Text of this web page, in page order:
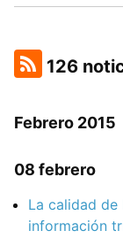
126
Febrero 2015
08 febrero
La calidad
información